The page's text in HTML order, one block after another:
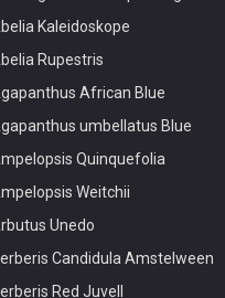
Kaleidoskope
Rupestris
African Blue
umbellatus Blue
Quinquefolia
Weitchii
Unedo
Candidula Amstelween
Red Juvell